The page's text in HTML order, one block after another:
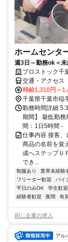
ホームセンタ
週3日～勤務ok＜未
プロストック千
交通・アクセス
勤ok
時給1,310円～
千葉県千葉市稲
勤務時間詳細
期間】 最低勤
間：1日5時間 -
仕事内容 接客、
商品の名前を覚
成へステップＵ
でき...
制服あり 業界未経験
フリーター歓迎
バイ
平日のみOK
学生歓迎
経験者歓迎
夜間 有
同じ企業の求人
アル